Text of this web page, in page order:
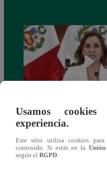
Congreso: proponen que
salario presidencial se
Usamos
experiencia.
Este sitio utiliza cookies
contenido. Si estás en la
según el RGPD